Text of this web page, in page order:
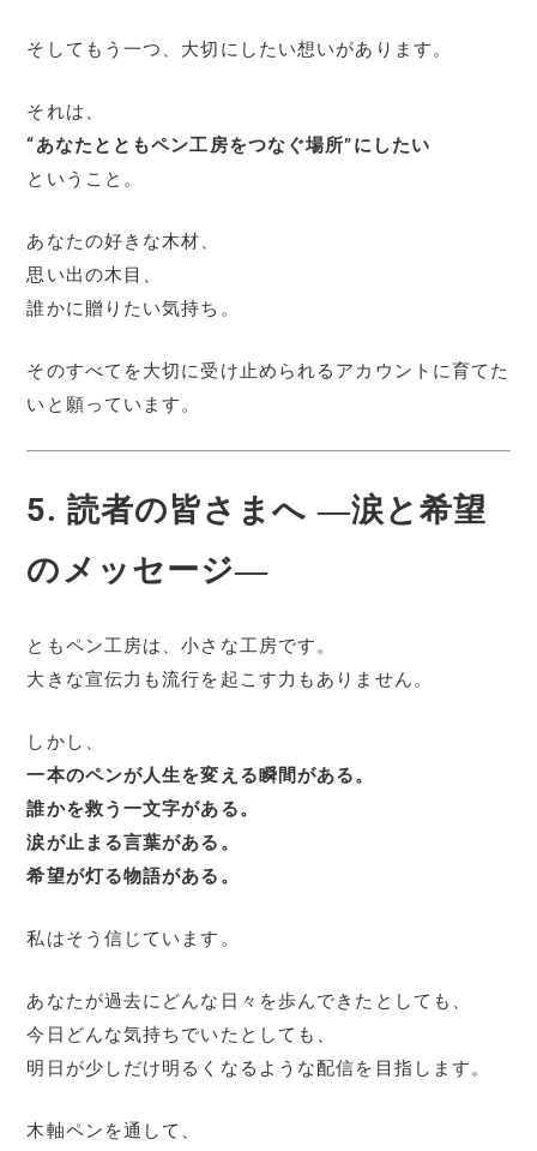
そしてもう一つ、大切にしたい想いがあります。
それは、
“あなたとともペン工房をつなぐ場所”にしたい
ということ。
あなたの好きな木材、
思い出の木目、
誰かに贈りたい気持ち。
そのすべてを大切に受け止められるアカウントに育てた
いと願っています。
5. 読者の皆さまへ ―涙と希望
のメッセージ―
ともペン工房は、小さな工房です。
大きな宣伝力も流行を起こす力もありません。
しかし、
一本のペンが人生を変える瞬間がある。
誰かを救う一文字がある。
涙が止まる言葉がある。
希望が灯る物語がある。
私はそう信じています。
あなたが過去にどんな日々を歩んできたとしても、
今日どんな気持ちでいたとしても、
明日が少しだけ明るくなるような配信を目指します。
木軸ペンを通して、